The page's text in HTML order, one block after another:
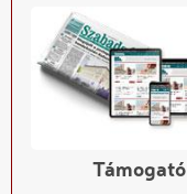
Támogató